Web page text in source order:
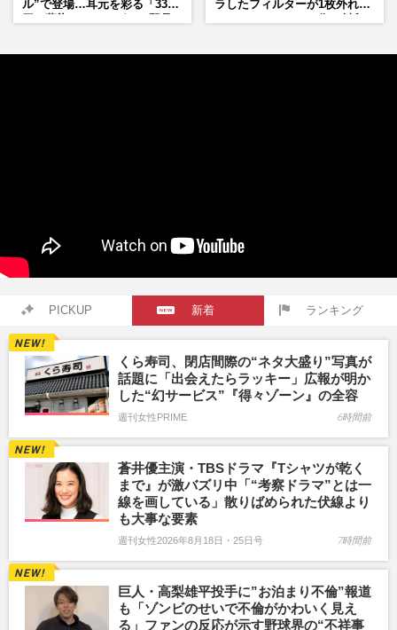
ル”で登場…耳元を彩る「3300
ラしたフィルターが1枚外れて
PICKUP 新着 ランキング
くら寿司、閉店間際の“ネタ大盛り”写真が
話題に「出会えたらラッキー」広報が明か
した“幻サービス”『得々ゾーン』の全容
週刊女性PRIME 6時間前
蒼井優主演・TBSドラマ『Tシャツが乾く
まで』が激バズリ中「“考察ドラマ”とは一
線を画している」散りばめられた伏線より
も大事な要素
週刊女性2026年8月18日・25日号 7時間前
巨人・高梨雄平投手に”お泊まり不倫”報道
も「ゾンビのせいで不倫がかわいく見え
る」ファンの反応が示す野球界の“不祥事